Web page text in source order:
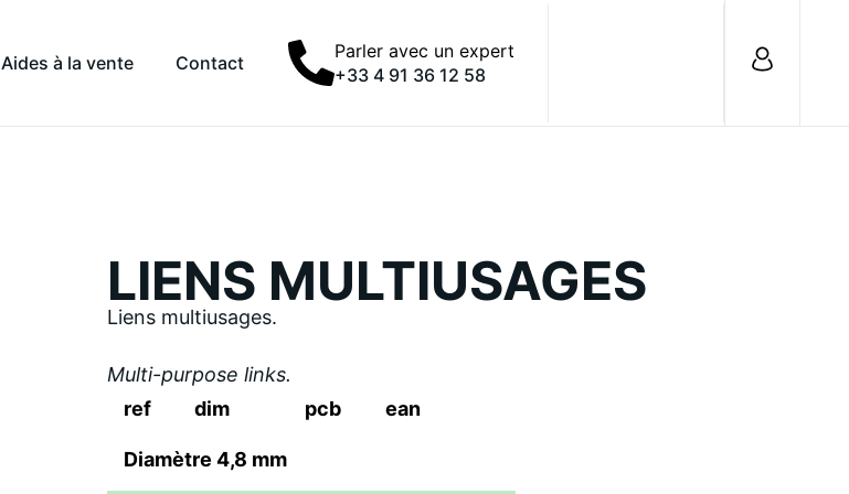
Aides à la vente Contact
Parler avec un expert
+33 4 91 36 12 58
LIENS MULTIUSAGES
Liens multiusages.
Multi-purpose links.
ref
dim pcb ean
Diamètre 4,8 mm